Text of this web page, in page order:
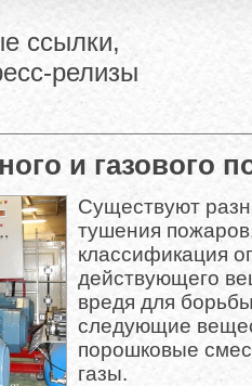
ссылки,
релизы
и газового
Существуют
тушения
классификация
действующего
вредя для
следующие
порошковые
газы.